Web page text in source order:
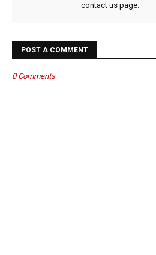
contact us page.
POST A COMMENT
0 Comments